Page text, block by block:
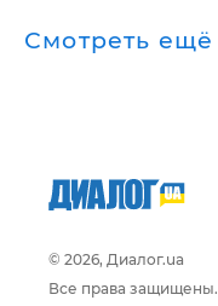
Смотреть ещё
© 2026, Диалог.ua
Все права защищены.